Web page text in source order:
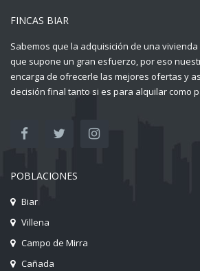
FINCAS BIAR
Sabemos que la adquisición de una
que supone un gran esfuerzo, por eso
encarga de ofrecerle las mejores ofertas y
decisión final tanto si es para alquilar como
POBLACIONES
Biar
Villena
Campo de Mirra
Cañada